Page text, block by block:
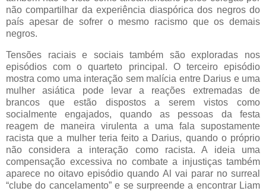
não compartilhar da experiência diaspórica dos negros do
país apesar de sofrer o mesmo racismo que os demais
negros.
Tensões raciais e sociais também são exploradas nos
episódios com o quarteto principal. O terceiro episódio
mostra como uma interação sem malícia entre Darius e uma
mulher asiática pode levar a reações extremadas de
brancos que estão dispostos a serem vistos como
socialmente engajados, quando as pessoas da festa
reagem de maneira virulenta a uma fala supostamente
racista que a mulher teria feito a Darius, quando o próprio
não considera a interação como racista. A ideia uma
compensação excessiva no combate a injustiças também
aparece no oitavo episódio quando Al vai parar no surreal
“clube do cancelamento” e se surpreende a encontrar Liam